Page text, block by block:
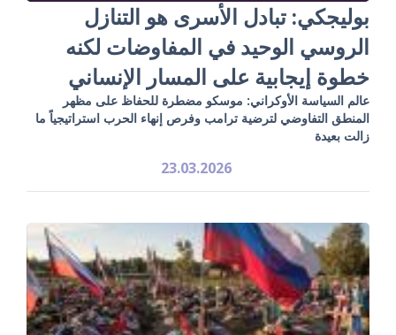
بوليجكي: تبادل الأسرى هو التنازل
الروسي الوحيد في المفاوضات لكنه
خطوة إيجابية على المسار الإنساني
عالم السياسة الأوكراني: موسكو مضطرة للحفاظ على مظهر
المنطق التفاوضي لترضية ترامب وفرص إنهاء الحرب استراتيجياً ما
زالت بعيدة
23.03.2026